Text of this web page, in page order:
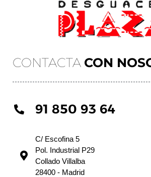
CONTACTA CON
91 850 93 64
C/ Escofina 5
Pol. Industrial P29
Collado Villalba
28400 - Madrid